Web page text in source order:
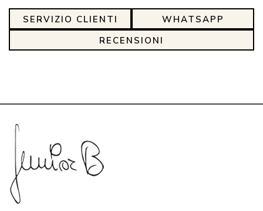
SERVIZIO CLIENTI
WHATSAPP
RECENSIONI